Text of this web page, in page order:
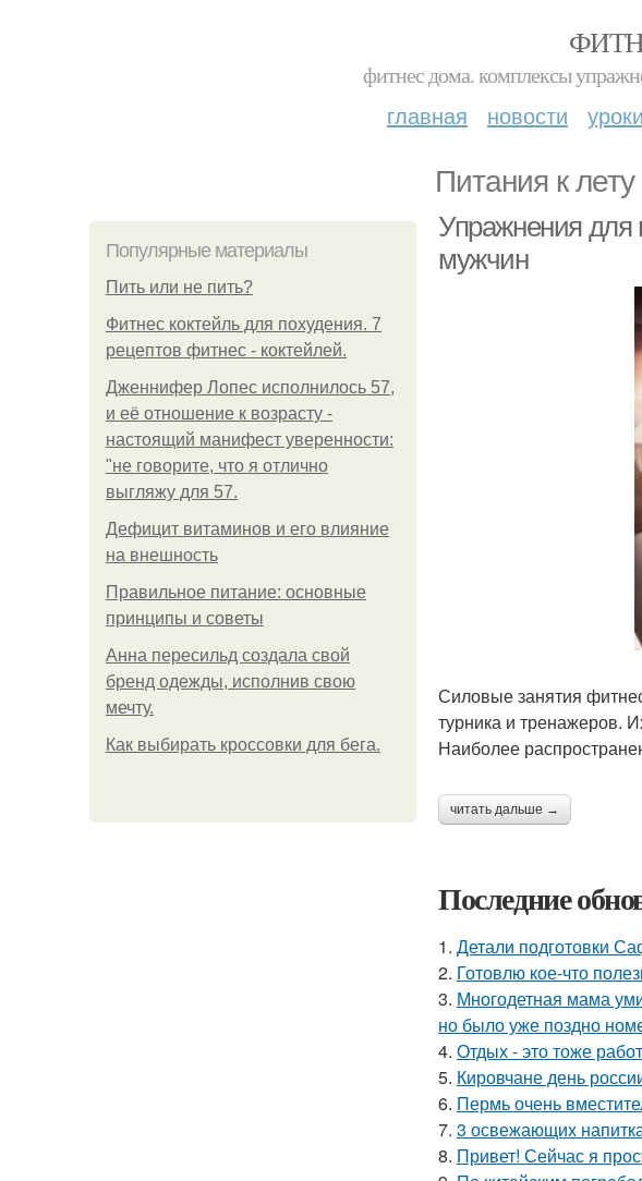
фитнес дома. комплексы
главная новости уроки
Питания к лету
Популярные материалы
Пить или не пить?
Фитнес коктейль для похудения. 7
рецептов фитнес - коктейлей.
Дженнифер Лопес исполнилось 57,
и её отношение к возрасту -
настоящий манифест уверенности:
"не говорите, что я отлично
выгляжу для 57.
Дефицит витаминов и его влияние
на внешность
Правильное питание: основные
принципы и советы
Анна пересильд создала свой
бренд одежды, исполнив свою
мечту.
Как выбирать кроссовки для бега.
Упражнения для
мужчин
Силовые занятия
турника и тренажеров.
Наиболее
читать дальше →
Последние
1. Детали подготовки
2. Готовлю кое-что
3. Многодетная мама
но было уже поздно
4. Отдых - это тоже
5. Кировчане день
6. Пермь очень
7. 3 освежающих
8. Привет! Сейчас я